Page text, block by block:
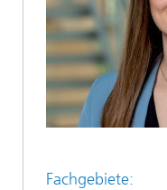
Fachgebiete: